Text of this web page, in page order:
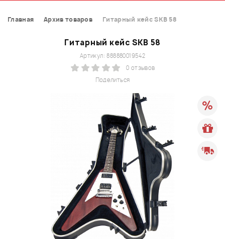
Главная Архив товаров Гитарный кейс SKB 58
Гитарный кейс SKB 58
Поделиться
Артикул: 888880019542
0 отзывов